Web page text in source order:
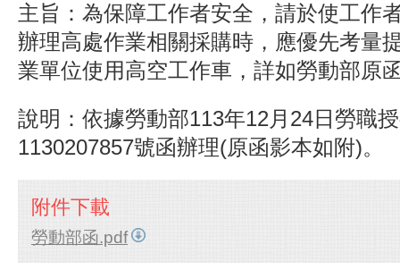
主旨：為保障工作者安全，請於使工作
辦理高處作業相關採購時，應優先考量
業單位使用高空工作車，詳如勞動部原
說明：依據勞動部113年12月24日勞職
1130207857號函辦理(原函影本如附)。
附件下載
勞動部函.pdf